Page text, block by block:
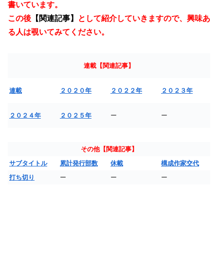
書いています。
この後 【関連記事】
として紹介していきますので、興味あ
る人は覗いてみてください。
連載【関連記事】
連載 ２０２０年 ２０２２年 ２０２３年
２０２４年 ２０２５年 ー ー
その他【関連記事】
サブタイトル
累計発行部数 休載
構成作家交代
打ち切り
ー ー ー